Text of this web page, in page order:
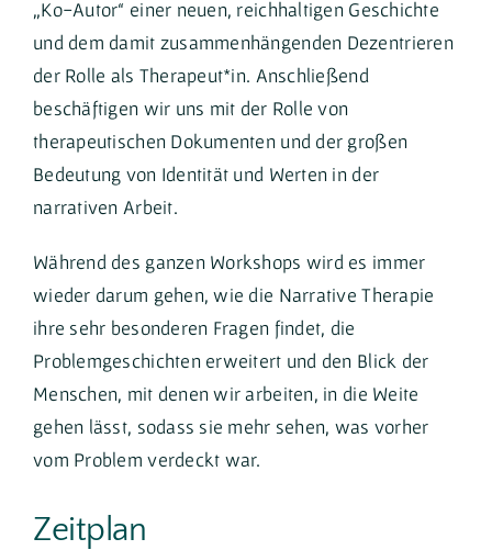
„Ko-Autor“ einer neuen, reichhaltigen Geschichte
und dem damit zusammenhängenden Dezentrieren
der Rolle als Therapeut*in. Anschließend
beschäftigen wir uns mit der Rolle von
therapeutischen Dokumenten und der großen
Bedeutung von Identität und Werten in der
narrativen Arbeit.
Während des ganzen Workshops wird es immer
wieder darum gehen, wie die Narrative Therapie
ihre sehr besonderen Fragen findet, die
Problemgeschichten erweitert und den Blick der
Menschen, mit denen wir arbeiten, in die Weite
gehen lässt, sodass sie mehr sehen, was vorher
vom Problem verdeckt war.
Zeitplan